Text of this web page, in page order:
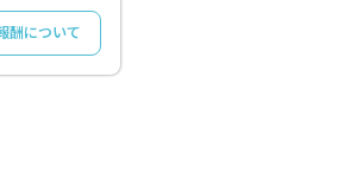
酬について